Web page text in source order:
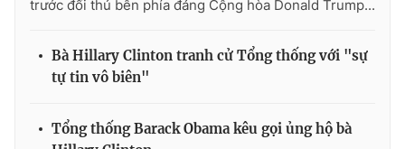
THỜI BÁO VTV
trước đối thủ bên phía đảng Cộng hòa Donald Trump...
Bà Hillary Clinton tranh cử Tổng thống với "sự
tự tin vô biên"
Tổng thống Barack Obama kêu gọi ủng hộ bà